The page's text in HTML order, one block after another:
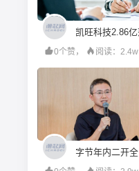
0个赞，
阅读：2.4w